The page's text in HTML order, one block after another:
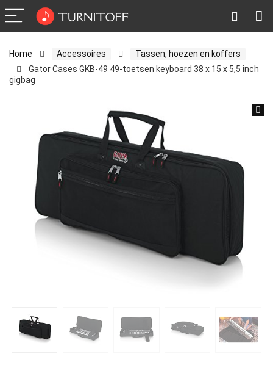
Home Accessoires
Tassen, hoezen en koffers
Gator Cases GKB-49 49-toetsen keyboard 38 x 15 x 5,5 inch
gigbag